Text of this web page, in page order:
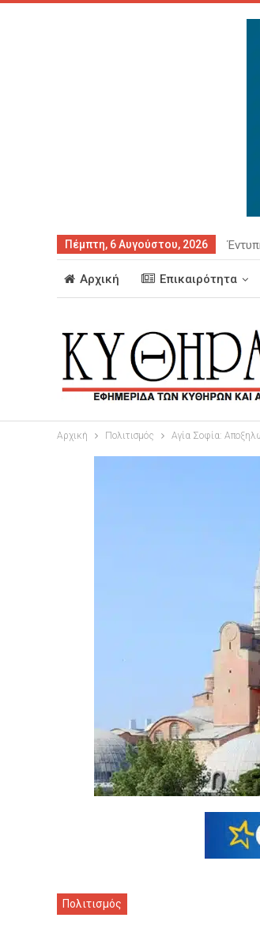
Πέμπτη, 6 Αυγούστου, 2026
Αρχική Επικαιρότητα
Αρχική Πολιτισμός Αγία Σοφία:
Πολιτισμός